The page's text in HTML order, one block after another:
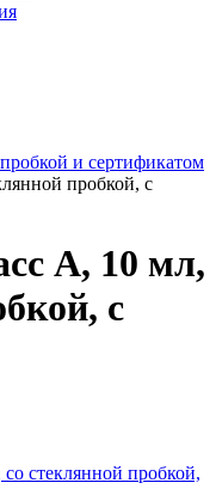
и сертификатом
пробкой, с
А, 10 мл,
с